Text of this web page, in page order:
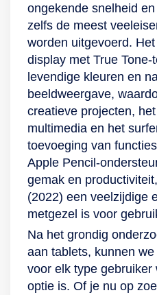
ongekende snelheid
zelfs de meest
worden uitgevoerd.
display met True
levendige kleuren en
beeldweergave,
creatieve projecten,
multimedia en het
toevoeging van
Apple Pencil-
gemak en
(2022) een veelzijdige
metgezel is voor
Na het grondig
aan tablets, kunnen
voor elk type gebruiker
optie is. Of je nu op